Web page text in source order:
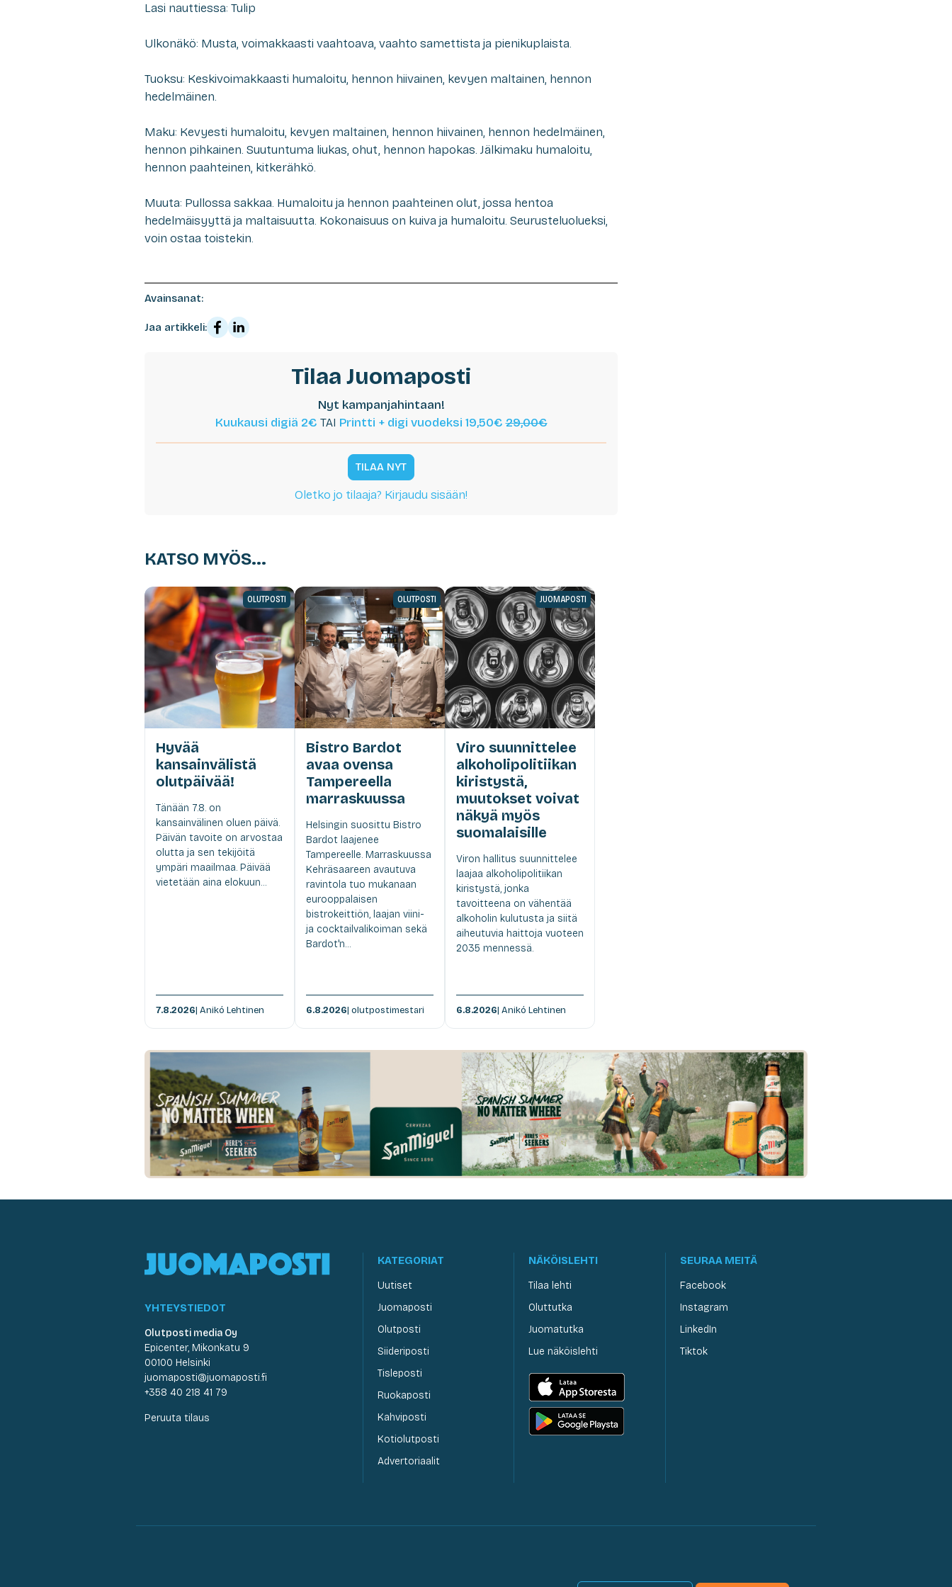
Lasi nauttiessa: Tulip
Ulkonäkö: Musta, voimakkaasti vaahtoava, vaahto samettista ja pienikuplaista.
Tuoksu: Keskivoimakkaasti humaloitu, hennon hiivainen, kevyen maltainen, hennon
hedelmäinen.
Maku: Kevyesti humaloitu, kevyen maltainen, hennon hiivainen, hennon hedelmäinen,
hennon pihkainen. Suutuntuma liukas, ohut, hennon hapokas. Jälkimaku humaloitu,
hennon paahteinen, kitkerähkö.
Muuta: Pullossa sakkaa. Humaloitu ja hennon paahteinen olut, jossa hentoa
hedelmäisyyttä ja maltaisuutta. Kokonaisuus on kuiva ja humaloitu. Seurusteluolueksi,
voin ostaa toistekin.
Avainsanat:
Jaa artikkeli:
Tilaa Juomaposti
Nyt kampanjahintaan!
Kuukausi digiä 2€ TAI Printti + digi vuodeksi 19,50€29,00€
TILAA NYT
Oletko jo tilaaja? Kirjaudu sisään!
KATSO MYÖS...
OLUTPOSTI
Hyvää
kansainvälistä
olutpäivää!
Tänään 7.8. on
kansainvälinen oluen päivä.
Päivän tavoite on arvostaa
olutta ja sen tekijöitä
ympäri maailmaa. Päivää
vietetään aina elokuun...
7.8.2026| Anikó Lehtinen
OLUTPOSTI
Bistro Bardot
avaa ovensa
Tampereella
marraskuussa
Helsingin suosittu Bistro
Bardot laajenee
Tampereelle. Marraskuussa
Kehräsaareen avautuva
ravintola tuo mukanaan
eurooppalaisen
bistrokeittiön, laajan viini-
ja cocktailvalikoiman sekä
Bardot'n...
6.8.2026| olutpostimestari
JUOMAPOSTI
Viro suunnittelee
alkoholipolitiikan
kiristystä,
muutokset voivat
näkyä myös
suomalaisille
Viron hallitus suunnittelee
laajaa alkoholipolitiikan
kiristystä, jonka
tavoitteena on vähentää
alkoholin kulutusta ja siitä
aiheutuvia haittoja vuoteen
2035 mennessä.
6.8.2026| Anikó Lehtinen
YHTEYSTIEDOT
Olutposti media Oy
Epicenter, Mikonkatu 9
00100 Helsinki
juomaposti@juomaposti.fi
+358 40 218 41 79
Peruuta tilaus
KATEGORIAT
Uutiset
Juomaposti
Olutposti
Siideriposti
Tisleposti
Ruokaposti
Kahviposti
Kotiolutposti
Advertoriaalit
NÄKÖISLEHTI
Tilaa lehti
Oluttutka
Juomatutka
Lue näköislehti
SEURAA MEITÄ
Facebook
Instagram
LinkedIn
Tiktok